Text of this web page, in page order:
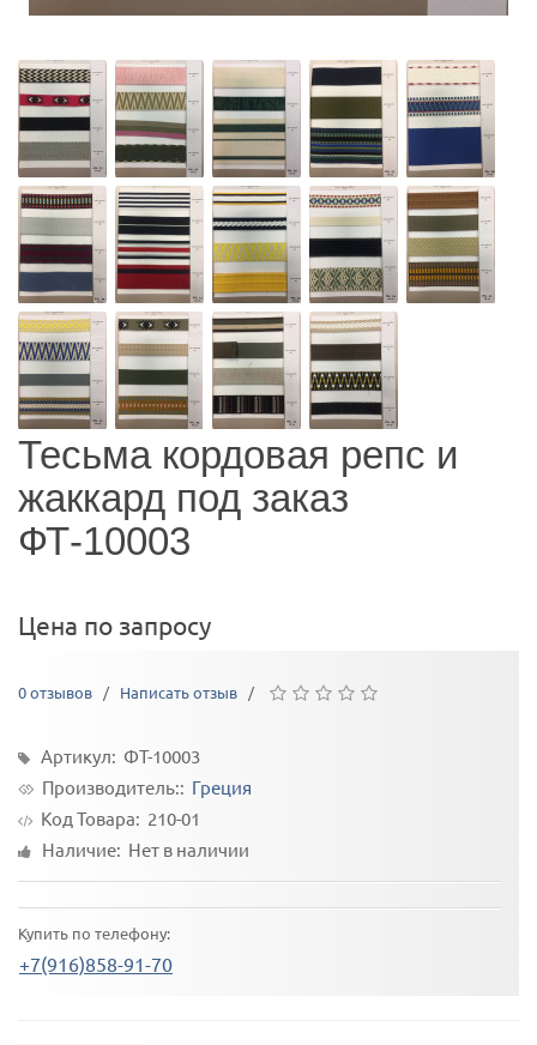
Тесьма кордовая репс и
жаккард под заказ
ФТ-10003
Цена по запросу
0 отзывов / Написать отзыв /
Артикул: ФТ-10003
Производитель:: Греция
Код Товара: 210-01
Наличие: Нет в наличии
Купить по телефону:
+7(916)858-91-70